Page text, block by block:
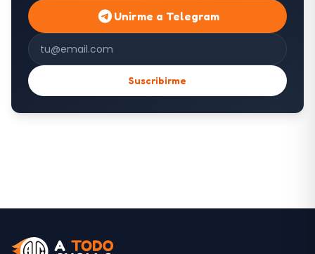
Unirme a Telegram
Correo electrónico
Suscribirme